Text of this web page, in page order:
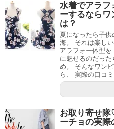
水着でアラフ
ーするならワ
は？
夏になったら子
海。 それは楽し
アラフォー体型
に魅せるのだっ
め。 そんなワン
ら、 実際の口コ
お取り寄せ
ーチョの実